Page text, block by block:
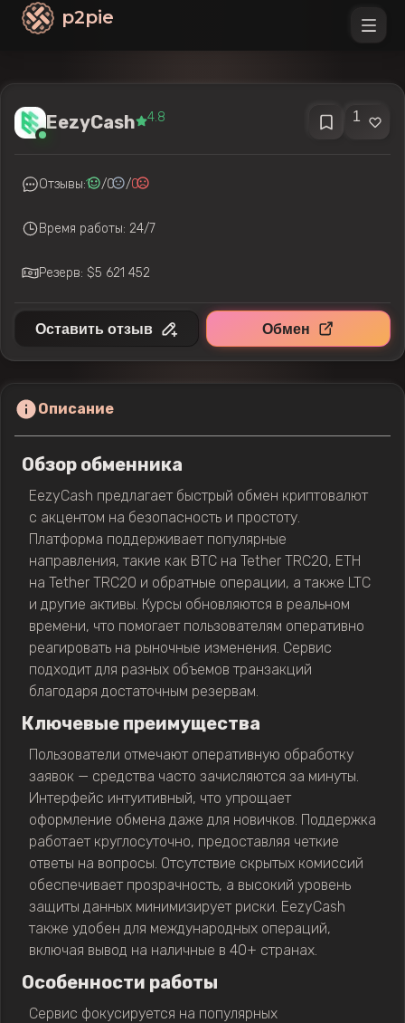
p2pie
EezyCash 4.8 1
Отзывы:1 /0 /0
Время работы: 24/7
Резерв: $5 621 452
Оставить отзыв Обмен
Описание
Обзор обменника
EezyCash предлагает быстрый обмен криптовалют
с акцентом на безопасность и простоту.
Платформа поддерживает популярные
направления, такие как BTC на Tether TRC20, ETH
на Tether TRC20 и обратные операции, а также LTC
и другие активы. Курсы обновляются в реальном
времени, что помогает пользователям оперативно
реагировать на рыночные изменения. Сервис
подходит для разных объемов транзакций
благодаря достаточным резервам.
Ключевые преимущества
Пользователи отмечают оперативную обработку
заявок — средства часто зачисляются за минуты.
Интерфейс интуитивный, что упрощает
оформление обмена даже для новичков. Поддержка
работает круглосуточно, предоставляя четкие
ответы на вопросы. Отсутствие скрытых комиссий
обеспечивает прозрачность, а высокий уровень
защиты данных минимизирует риски. EezyCash
также удобен для международных операций,
включая вывод на наличные в 40+ странах.
Особенности работы
Сервис фокусируется на популярных